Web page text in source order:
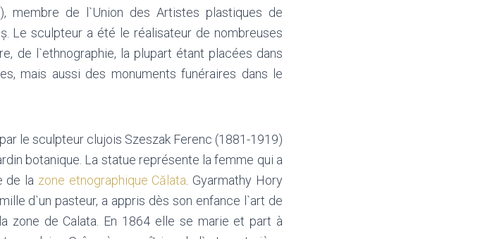
membre de l`Union des Artistes plastiques de
Le sculpteur a été le réalisateur de nombreuses
de l`ethnographie, la plupart étant placées dans
mais aussi des monuments funéraires dans le
le sculpteur clujois Szeszak Ferenc (1881-1919)
botanique. La statue représente la femme qui a
de la zone etnographique Călata . Gyarmathy Hory
d`un pasteur, a appris dès son enfance l`art de
zone de Calata. En 1864 elle se marie et part à